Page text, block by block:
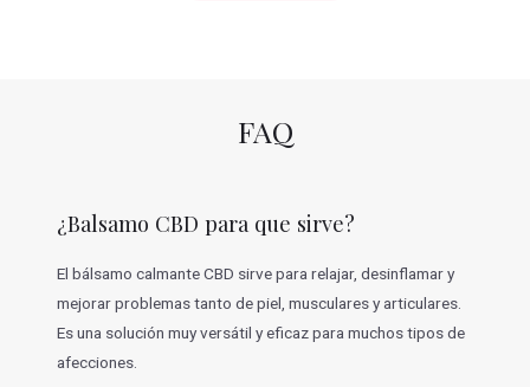
r
i
o
e
s
FAQ
¿Balsamo CBD para que sirve?
El bálsamo calmante CBD sirve para relajar, desinflamar y
mejorar problemas tanto de piel, musculares y articulares.
Es una solución muy versátil y eficaz para muchos tipos de
afecciones.